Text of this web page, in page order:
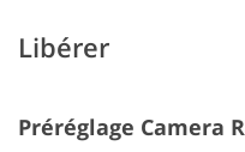
Libérer
Préréglage Camera